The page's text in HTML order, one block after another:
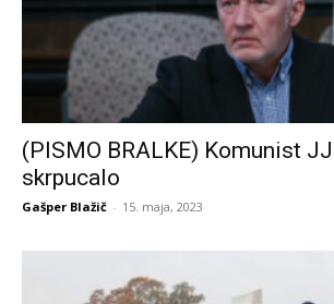
(PISMO BRALKE) Komunist
skrpucalo
Gašper Blažič - 15. maja, 2023